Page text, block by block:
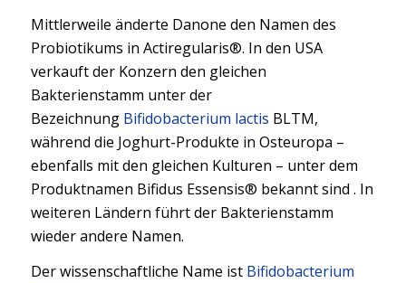
Mittlerweile änderte Danone den Namen des
Probiotikums in Actiregularis®. In den USA
verkauft der Konzern den gleichen
Bakterienstamm unter der
Bezeichnung Bifidobacterium lactis BLTM,
während die Joghurt-Produkte in Osteuropa –
ebenfalls mit den gleichen Kulturen – unter dem
Produktnamen Bifidus Essensis® bekannt sind . In
weiteren Ländern führt der Bakterienstamm
wieder andere Namen.
Der wissenschaftliche Name ist Bifidobacterium